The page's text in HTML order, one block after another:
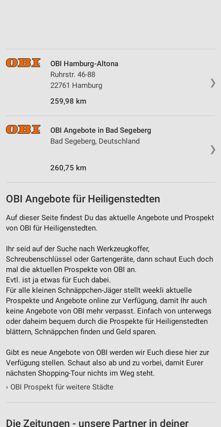
❯
OBI Hamburg-Altona
Ruhrstr. 46-88
22761 Hamburg
259,98 km
❯
OBI Angebote in Bad Segeberg
Bad Segeberg, Deutschland
260,75 km
OBI Angebote für Heiligenstedten
Auf dieser Seite findest Du das aktuelle Angebote und Prospekt
von OBI für Heiligenstedten.
Ihr seid auf der Suche nach Werkzeugkoffer,
Schreubenschlüssel oder Gartengeräte, dann schaut Euch doch
mal die aktuellen Prospekte von OBI an.
Evtl. ist ja etwas für Euch dabei.
Für alle kleinen Schnäppchen-Jäger stellt weekli aktuelle
Prospekte und Angebote online zur Verfügung, damit Ihr auch
keine Angebote von OBI mehr verpasst. Einfach von unterwegs
oder daheim bequem durch die Prospekte für Heiligenstedten
blättern, Schnäppchen finden und Geld sparen.
Gibt es neue Angebote von OBI werden wir Euch diese hier zur
Verfügung stellen. Schaut also ab und zu vorbei, damit Eurer
nächsten Shopping-Tour nichts im Weg steht.
› OBI Prospekt für weitere Städte
Die Zeitungen - unsere Partner in deiner
Messung der Performance von Inhalten
Kombinationen von Daten aus verschiedenen
Entwicklung und Verbesserung der Angebote
Verwendung genauer Standortdaten
Geräte anhand von aktiv angeforderten
Informationen identifizieren
Notwendig
Performance
Funktional
Werbung